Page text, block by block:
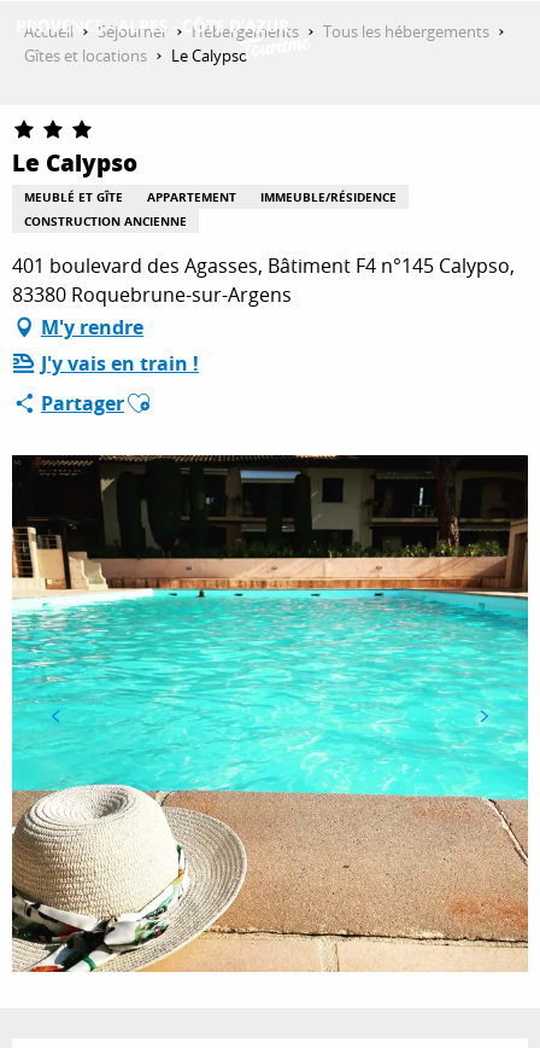
DÉCOUVRIR
QUE FAIRE ?
SÉJOURNER
ESPACE PRO
Accueil Séjourner Hébergements
Tous les hébergements
Gîtes et locations
Le Calypso
Le Calypso
MEUBLÉ ET GÎTE APPARTEMENT
IMMEUBLE/RÉSIDENCE
CONSTRUCTION ANCIENNE
401 boulevard des Agasses, Bâtiment F4 n°145 Calypso,
83380 Roquebrune-sur-Argens
M'y rendre
J'y vais en train !
PartagerAjouter aux favoris